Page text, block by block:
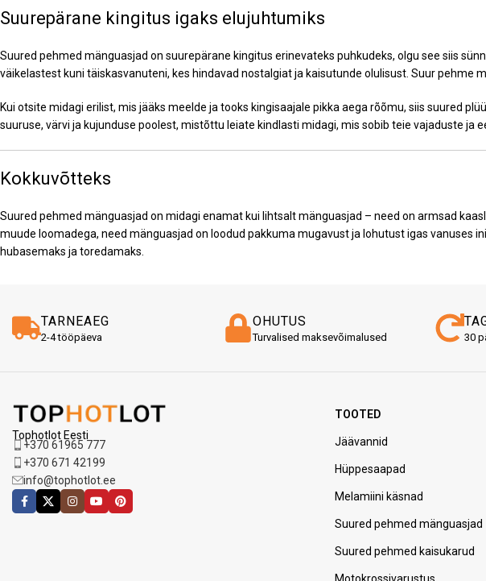
Suurepärane kingitus igaks elujuhtumiks
Suured pehmed mänguasjad on suurepärane kingitus erinevateks puhkudeks, olgu see siis
väikelastest kuni täiskasvanuteni, kes hindavad nostalgiat ja kaisutunde olulisust. Suur pehme
Kui otsite midagi erilist, mis jääks meelde ja tooks kingisaajale pikka aega rõõmu, siis suured
suuruse, värvi ja kujunduse poolest, mistõttu leiate kindlasti midagi, mis sobib teie vajaduste ja
Kokkuvõtteks
Suured pehmed mänguasjad on midagi enamat kui lihtsalt mänguasjad – need on armsad
muude loomadega, need mänguasjad on loodud pakkuma mugavust ja lohutust igas
hubasemaks ja toredamaks.
TARNEAEG
2-4 tööpäeva
OHUTUS
Turvalised maksevõimalused 30
Tophotlot Eesti
+370 61965 777
+370 671 42199
info@tophotlot.ee
TOOTED
Jäävannid
Hüppesaapad
Melamiini käsnad
Suured pehmed mänguasjad
Suured pehmed kaisukarud